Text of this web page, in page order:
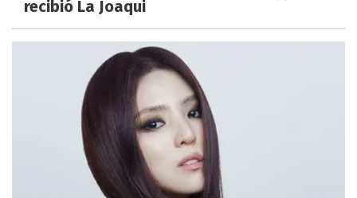
recibió La Joaqui